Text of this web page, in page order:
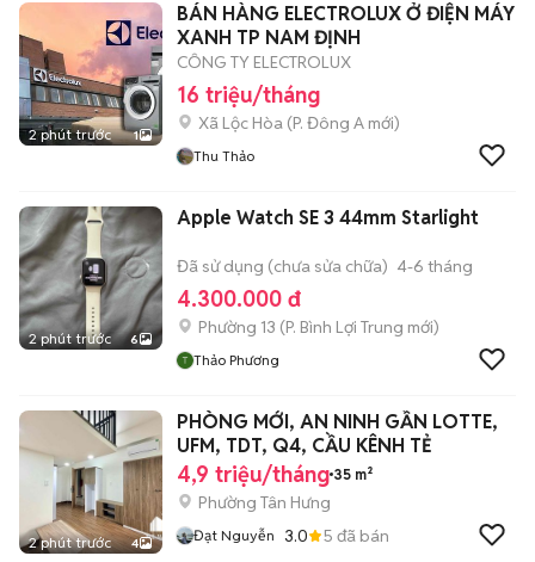
2 phút trước 1
BÁN HÀNG ELECTROLUX Ở ĐIỆN MÁY
XANH TP NAM ĐỊNH
CÔNG TY ELECTROLUX
16 triệu/tháng
Xã Lộc Hòa (P. Đông A mới)
Thu Thảo
2 phút trước 6
Apple Watch SE 3 44mm Starlight
Đã sử dụng (chưa sửa chữa) 4-6 tháng
4.300.000 đ
Phường 13 (P. Bình Lợi Trung mới)
Thảo Phương
2 phút trước 4
PHÒNG MỚI, AN NINH GẦN LOTTE,
UFM, TDT, Q4, CẦU KÊNH TẺ
4,9 triệu/tháng 35 m²
Phường Tân Hưng
Đạt Nguyễn 3.0 5 đã bán